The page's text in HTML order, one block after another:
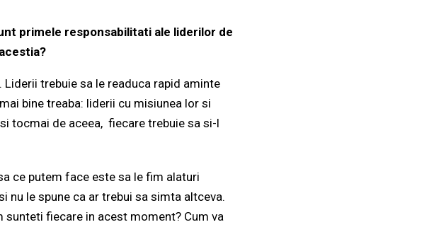
primele responsabilitati ale liderilor de
Liderii trebuie sa le readuca rapid aminte
bine treaba: liderii cu misiunea lor si
tocmai de aceea, fiecare trebuie sa si-l
ce putem face este sa le fim alaturi
nu le spune ca ar trebui sa simta altceva.
fiecare in acest moment? Cum va